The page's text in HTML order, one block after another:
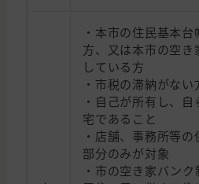
・本市の住民基本
方、又は本市の空
している方
・市税の滞納がない
・自己が所有し、
宅であること
・店舗、事務所等
部分のみが対象
・市の空き家バン